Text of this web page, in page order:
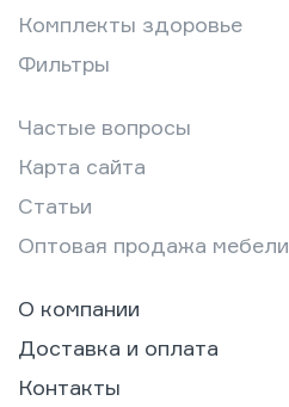
Комплекты здоровье
Фильтры
Частые вопросы
Карта сайта
Статьи
Оптовая продажа мебели
О компании
Доставка и оплата
Контакты